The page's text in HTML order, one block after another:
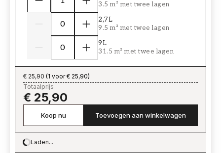
3.5 m² met twee lagen
2,7L
9.5 m² met twee lagen
9L
31.5 m² met twee lagen
€ 25,90 (1 voor € 25,90)
Totaalprijs
€ 25,90
Koop nu Toevoegen aan winkelwagen
Loading…
Laden...